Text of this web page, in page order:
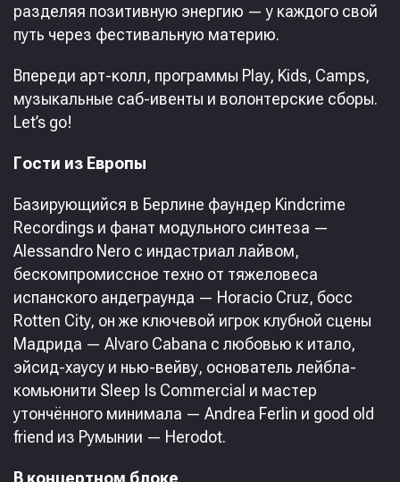
разделяя позитивную энергию — у каждого свой
путь через фестивальную материю.
Впереди арт-колл, программы Play, Kids, Camps,
музыкальные саб-ивенты и волонтерские сборы.
Let’s go!
Гости из Европы
Базирующийся в Берлине фаундер Kindcrime
Recordings и фанат модульного синтеза —
Alessandro Nero с индастриал лайвом,
бескомпромиссное техно от тяжеловеса
испанского андеграунда — Horacio Cruz, босс
Rotten City, он же ключевой игрок клубной сцены
Мадрида — Alvaro Cabana с любовью к итало,
эйсид-хаусу и нью-вейву, основатель лейбла-
комьюнити Sleep Is Commercial и мастер
утончённого минимала — Andrea Ferlin и good old
friend из Румынии — Herodot.
В концертном блоке